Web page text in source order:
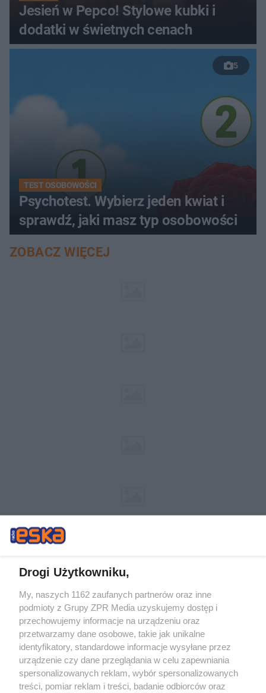
Jesień w Pepco! Stylowe kubki i
dodatki w świetnych cenach
5
TEST OSOBOWOŚCI
Psychotest. Wybierz jeden kwiat i
sprawdź, jaki masz typ osobowości
ZOBACZ WIĘCEJ
Żaden utwór zamieszczony w serwisie nie może być powielany i
rozpowszechniany lub dalej rozpowszechniany w jakikolwiek sposób (w
tym także elektroniczny lub mechaniczny) na jakimkolwiek polu
eksploatacji w jakiejkolwiek formie, włącznie z umieszczaniem w Internecie
bez pisemnej zgody właściciela praw. Jakiekolwiek użycie lub
wykorzystanie utworów w całości lub w części z naruszeniem prawa, tzn.
bez właściwej zgody, jest zabronione pod groźbą kary i może być ścigane
prawnie.
Drogi Użytkowniku,
My, naszych 1162 zaufanych partnerów oraz inne
podmioty z Grupy ZPR Media uzyskujemy dostęp i
przechowujemy informacje na urządzeniu oraz
przetwarzamy dane osobowe, takie jak unikalne
identyfikatory, standardowe informacje wysyłane przez
urządzenie czy dane przeglądania w celu zapewniania
spersonalizowanych reklam, wybór spersonalizowanych
treści, pomiar reklam i treści, badanie odbiorców oraz